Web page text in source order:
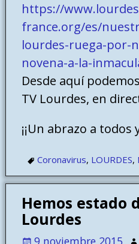
https://
france.org/es/
lourdes-ruega-por-
novena-a-la-
Desde aquí
TV Lourdes, en
¡¡Un abrazo a
Coronavirus, LOURDES,
Hemos estado
Lourdes
9 noviembre 2015